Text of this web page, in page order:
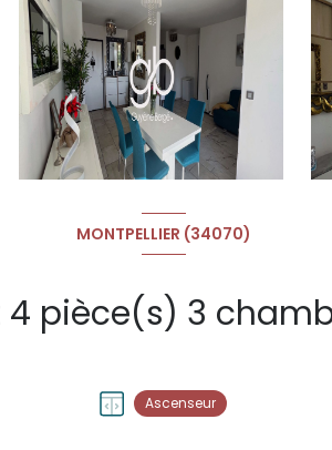
MONTPELLIER (34070)
Ascenseur